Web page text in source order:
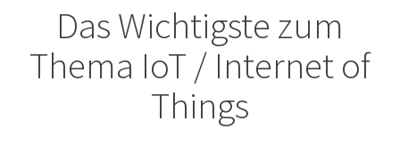
Das Wichtigste zum
Thema IoT / Internet of
Things